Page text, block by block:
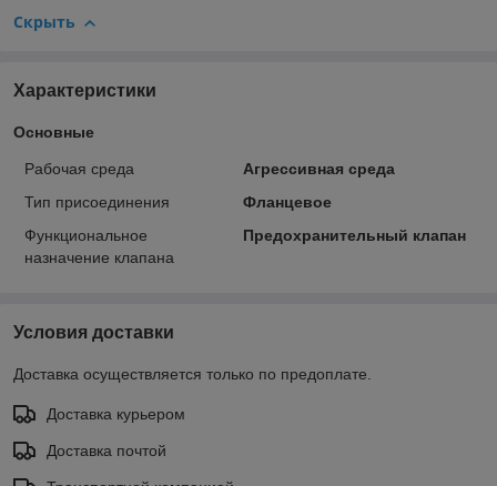
Скрыть
Характеристики
Основные
Рабочая среда
Агрессивная среда
Тип присоединения
Фланцевое
Функциональное
назначение клапана
Предохранительный клапан
Условия доставки
Доставка осуществляется только по предоплате.
Доставка курьером
Доставка почтой